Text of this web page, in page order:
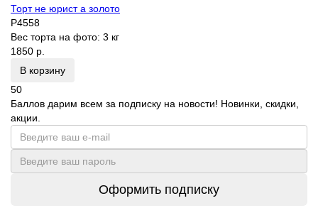
Торт не юрист а золото
P4558
Вес торта на фото: 3 кг
1850 р.
В корзину
50
Баллов дарим всем за подписку на новости! Новинки, скидки,
акции.
Оформить подписку